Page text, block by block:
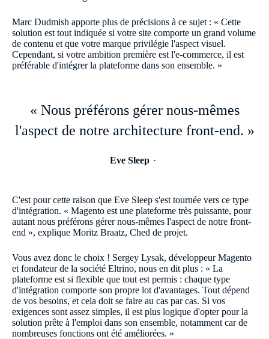
Marc Dudmish apporte plus de précisions à ce sujet : « Cette
solution est tout indiquée si votre site comporte un grand volume
de contenu et que votre marque privilégie l'aspect visuel.
Cependant, si votre ambition première est l'e-commerce, il est
préférable d'intégrer la plateforme dans son ensemble. »
« Nous préférons gérer nous-mêmes
l'aspect de notre architecture front-end. »
Eve Sleep
C'est pour cette raison que Eve Sleep s'est tournée vers ce type
d'intégration. « Magento est une plateforme très puissante, pour
autant nous préférons gérer nous-mêmes l'aspect de notre front-
end », explique Moritz Braatz, Ched de projet.
Vous avez donc le choix ! Sergey Lysak, développeur Magento
et fondateur de la société Eltrino, nous en dit plus : « La
plateforme est si flexible que tout est permis : chaque type
d'intégration comporte son propre lot d'avantages. Tout dépend
de vos besoins, et cela doit se faire au cas par cas. Si vos
exigences sont assez simples, il est plus logique d'opter pour la
solution prête à l'emploi dans son ensemble, notamment car de
nombreuses fonctions ont été améliorées. »